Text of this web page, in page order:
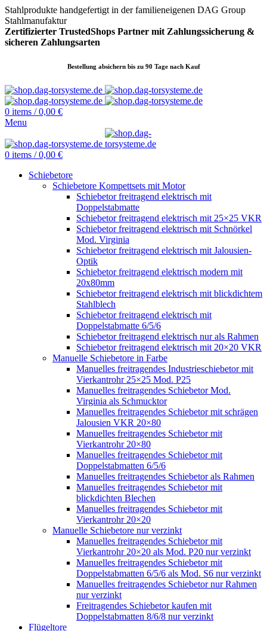
Stahlprodukte handgefertigt in der familieneigenen DAG Group
Stahlmanufaktur
Zertifizierter TrustedShops Partner mit Zahlungssicherung &
sicheren Zahlungsarten
Bestellung absichern bis zu 90 Tage nach Kauf
0 items / 0,00 €
Menu
0 items / 0,00 €
Schiebetore
Schiebetore Kompettsets mit Motor
Schiebetor freitragend elektrisch mit
Doppelstabmatte
Schiebetor freitragend elektrisch mit 25×25 VKR
Schiebetor freitragend elektrisch mit Schnörkel
Mod. Virginia
Schiebetor freitragend elektrisch mit Jalousien-
Optik
Schiebetor freitragend elektrisch modern mit
20x80mm
Schiebetor freitragend elektrisch mit blickdichtem
Stahlblech
Schiebetor freitragend elektrisch mit
Doppelstabmatte 6/5/6
Schiebetor freitragend elektrisch nur als Rahmen
Schiebetor freitragend elektrisch mit 20×20 VKR
Manuelle Schiebetore in Farbe
Manuelles freitragendes Industrieschiebetor mit
Vierkantrohr 25×25 Mod. P25
Manuelles freitragendes Schiebetor Mod.
Virginia als Schmucktor
Manuelles freitragendes Schiebetor mit schrägen
Jalousien VKR 20×80
Manuelles freitragendes Schiebetor mit
Vierkantrohr 20×80
Manuelles freitragendes Schiebetor mit
Doppelstabmatten 6/5/6
Manuelles freitragendes Schiebetor als Rahmen
Manuelles freitragendes Schiebetor mit
blickdichten Blechen
Manuelles freitragendes Schiebetor mit
Vierkantrohr 20×20
Manuelle Schiebetore nur verzinkt
Manuelles freitragendes Schiebetor mit
Vierkantrohr 20×20 als Mod. P20 nur verzinkt
Manuelles freitragendes Schiebetor mit
Doppelstabmatten 6/5/6 als Mod. S6 nur verzinkt
Manuelles freitragendes Schiebetor nur Rahmen
nur verzinkt
Freitragendes Schiebetor kaufen mit
Doppelstabmatten 8/6/8 nur verzinkt
Flügeltore